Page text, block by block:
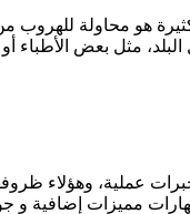
هو محاولة
وخبرات عملية،
مميزات إضافية